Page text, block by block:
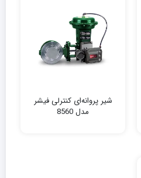
شیر پروانه‌ای کنترلی فیشر
مدل 8560